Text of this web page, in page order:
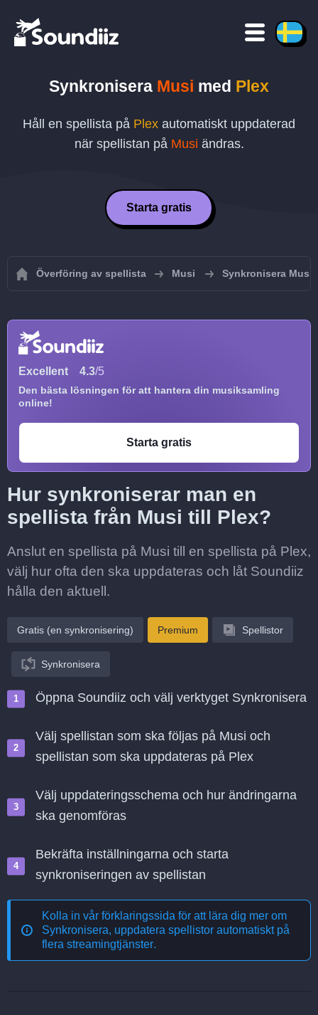
Synkronisera Musi med Plex
Håll en spellista på Plex automatiskt uppdaterad
när spellistan på Musi ändras.
Starta gratis
Överföring av spellista Musi Synkronisera
Excellent 4.3/5
Den bästa lösningen för att hantera din musiksamling
online!
Starta gratis
Hur synkroniserar man en
spellista från Musi till Plex?
Anslut en spellista på Musi till en spellista på Plex,
välj hur ofta den ska uppdateras och låt Soundiiz
hålla den aktuell.
Gratis (en synkronisering) Premium Spellistor
Synkronisera
Öppna Soundiiz och välj verktyget Synkronisera
Välj spellistan som ska följas på Musi och
spellistan som ska uppdateras på Plex
Välj uppdateringsschema och hur ändringarna
ska genomföras
Bekräfta inställningarna och starta
synkroniseringen av spellistan
Kolla in vår förklaringssida för att lära dig mer om
Synkronisera, uppdatera spellistor automatiskt på
flera streamingtjänster.